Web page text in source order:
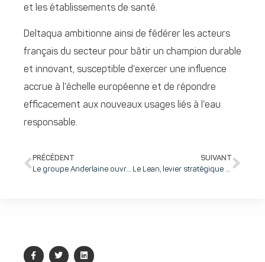
et les établissements de santé.
Deltaqua ambitionne ainsi de fédérer les acteurs
français du secteur pour bâtir un champion durable
et innovant, susceptible d’exercer une influence
accrue à l’échelle européenne et de répondre
efficacement aux nouveaux usages liés à l’eau
responsable.
PRÉCÉDENT
SUIVANT